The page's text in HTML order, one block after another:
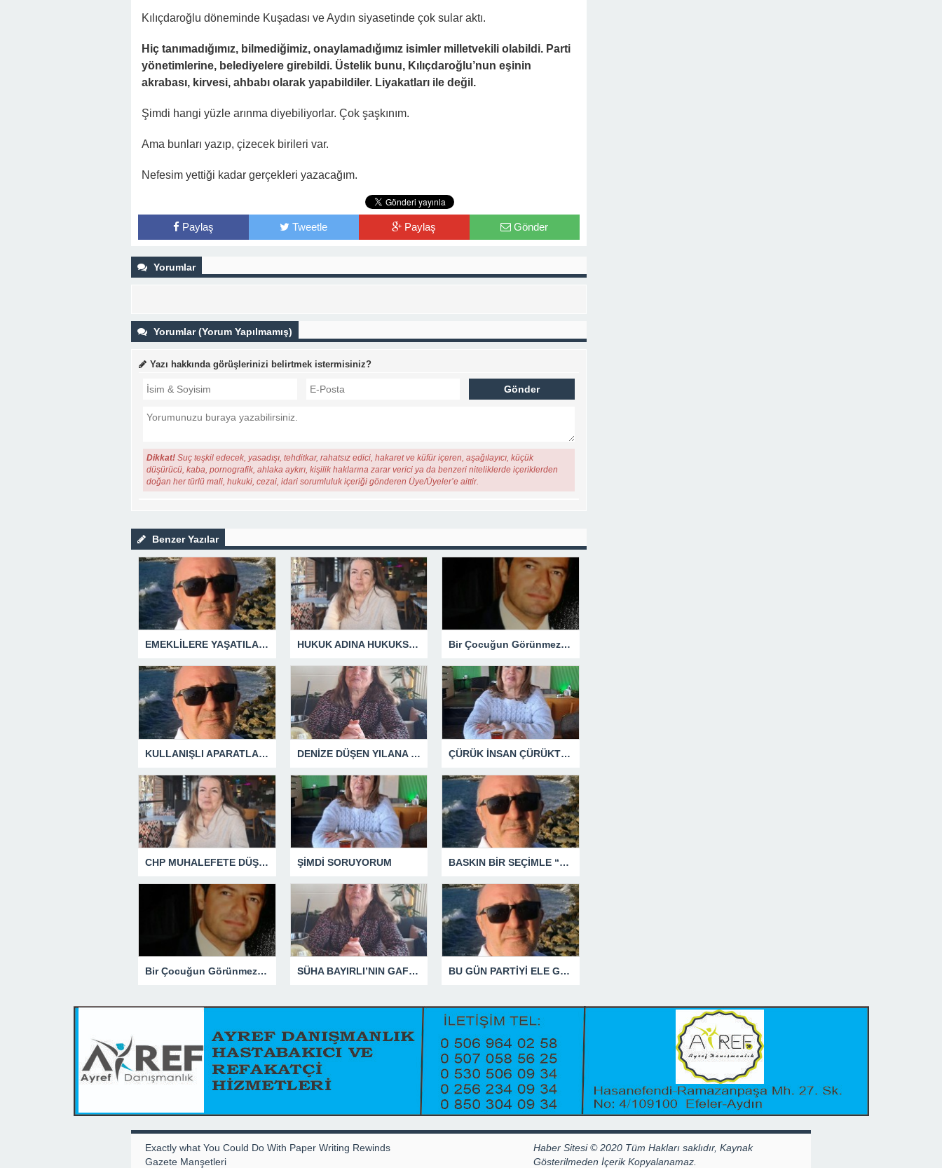
Kılıçdaroğlu döneminde Kuşadası ve Aydın siyasetinde çok sular aktı.
Hiç tanımadığımız, bilmediğimiz, onaylamadığımız isimler milletvekili olabildi. Parti
yönetimlerine, belediyelere girebildi. Üstelik bunu, Kılıçdaroğlu’nun eşinin
akrabası, kirvesi, ahbabı olarak yapabildiler. Liyakatları ile değil.
Şimdi hangi yüzle arınma diyebiliyorlar. Çok şaşkınım.
Ama bunları yazıp, çizecek birileri var.
Nefesim yettiği kadar gerçekleri yazacağım.
Paylaş Tweetle Paylaş Gönder
Yorumlar
Yorumlar (Yorum Yapılmamış)
Yazı hakkında görüşlerinizi belirtmek istermisiniz?
Dikkat! Suç teşkil edecek, yasadışı, tehditkar, rahatsız edici, hakaret ve küfür içeren, aşağılayıcı, küçük
düşürücü, kaba, pornografik, ahlaka aykırı, kişilik haklarına zarar verici ya da benzeri niteliklerde içeriklerden
doğan her türlü mali, hukuki, cezai, idari sorumluluk içeriği gönderen Üye/Üyeler’e aittir.
Benzer Yazılar
EMEKLİLERE YAŞATILAN CUMHURİYET TARİHİNİN EN BÜYÜK ZULMÜNÜN DERİN ANALİZİ ! HUKUK ADINA HUKUKSUZLUK Bir Çocuğun Görünmez Yaraları – 42 “Kırık Şehirlerin Çocukları”
KULLANIŞLI APARATLARIN KAÇINILMAZ SONU ! DENİZE DÜŞEN YILANA SARILIR ÇÜRÜK İNSAN ÇÜRÜKTÜR
CHP MUHALEFETE DÜŞTÜ ŞİMDİ SORUYORUM BASKIN BİR SEÇİMLE “YENİ PARTİ”Yİ DEVRE DIŞI BIRAKMAK İÇİN DÜĞMEYE Mİ BASILDI?
Bir Çocuğun Görünmez Yaraları – 41 “Koparılmış Çocuklar” SÜHA BAYIRLI’NIN GAFLARI BU GÜN PARTİYİ ELE GEÇİRDİĞİNİ ZANNEDENLER YAKIN BİR GELECEKTE SİYASETİN ÇÖPLÜĞÜNDE YERİNİ ALACAKTIR
Exactly what You Could Do With Paper Writing Rewinds
Gazete Manşetleri
Haber Sitesi © 2020 Tüm Hakları saklıdır, Kaynak
Gösterilmeden İçerik Kopyalanamaz.